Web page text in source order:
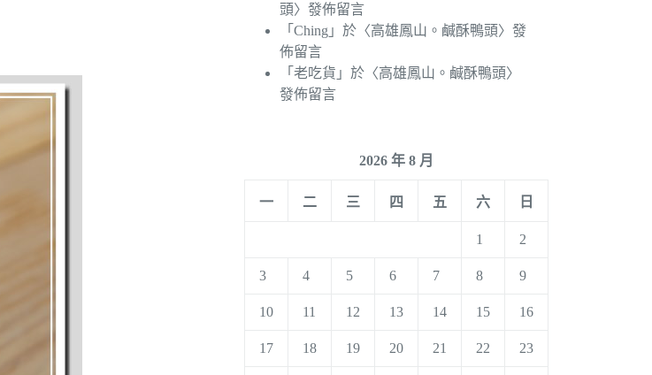
頭〉發佈留言
「Ching 」於〈高雄鳳山。鹹酥鴨頭〉發
佈留言
「老吃貨 」於〈高雄鳳山。鹹酥鴨頭〉
發佈留言
2026 年 8 月
一 二 三 四 五 六 日
1 2
3 4 5 6 7 8 9
10 11 12 13 14 15 16
17 18 19 20 21 22 23